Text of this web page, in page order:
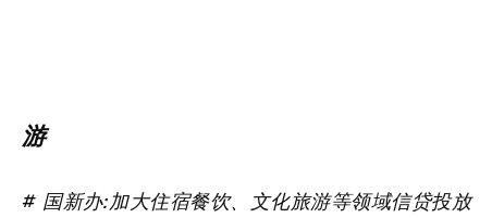
游
# 国新办:加大住宿餐饮、文化旅游等领域信贷投放